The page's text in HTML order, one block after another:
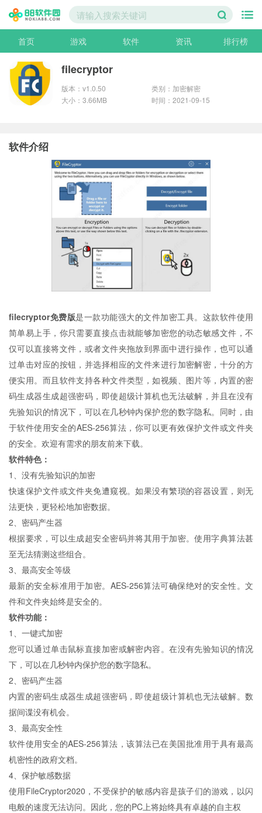
首页 游戏 软件 资讯 排行榜
filecryptor
版本：v1.0.50
类别：加密解密
大小：3.66MB
时间：2021-09-15
软件介绍
filecryptor免费版是一款功能强大的文件加密工具。这款软件使用
简单易上手，你只需要直接点击就能够加密您的动态敏感文件，不
仅可以直接将文件，或者文件夹拖放到界面中进行操作，也可以通
过单击对应的按钮，并选择相应的文件来进行加密解密，十分的方
便实用。而且软件支持各种文件类型，如视频、图片等，内置的密
码生成器生成超强密码，即使超级计算机也无法破解，并且在没有
先验知识的情况下，可以在几秒钟内保护您的数字隐私。同时，由
于软件使用安全的AES-256算法，你可以更有效保护文件或文件夹
的安全。欢迎有需求的朋友前来下载。
软件特色：
1、没有先验知识的加密
快速保护文件或文件夹免遭窥视。如果没有繁琐的容器设置，则无
法更快，更轻松地加密数据。
2、密码产生器
根据要求，可以生成超安全密码并将其用于加密。使用字典算法甚
至无法猜测这些组合。
3、最高安全等级
最新的安全标准用于加密。AES-256算法可确保绝对的安全性。文
件和文件夹始终是安全的。
软件功能：
1、一键式加密
您可以通过单击鼠标直接加密或解密内容。在没有先验知识的情况
下，可以在几秒钟内保护您的数字隐私。
2、密码产生器
内置的密码生成器生成超强密码，即使超级计算机也无法破解。数
据间谍没有机会。
3、最高安全性
软件使用安全的AES-256算法，该算法已在美国批准用于具有最高
机密性的政府文档。
4、保护敏感数据
使用FileCryptor2020，不受保护的敏感内容是孩子们的游戏，以闪
电般的速度无法访问。因此，您的PC上将始终具有卓越的自主权